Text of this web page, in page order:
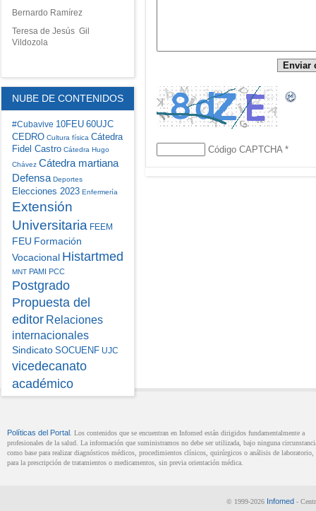
Código CAPTCHA*
Bernardo Ramírez
Teresa de Jesús Gil
Vildozola
NUBE DE CONTENIDOS
#Cubavive 10FEU 60UJC
CEDRO Cultura física Cátedra
Fidel Castro Cátedra Hugo
Chávez Cátedra martiana
Defensa Deportes
Elecciones 2023 Enfermería
Extensión
Universitaria FEEM
FEU Formación
Vocacional Histartmed
MNT PAMI PCC
Postgrado
Propuesta del
editor Relaciones
internacionales
Sindicato SOCUENF UJC
vicedecanato
académico
Políticas del Portal . Los contenidos que se encuentran en Infomed están dirigidos fundamentalmente a
profesionales de la salud. La información que suministramos no debe ser utilizada, bajo ninguna
como base para realizar diagnósticos médicos, procedimientos clínicos, quirúrgicos o análisis de laboratorio,
para la prescripción de tratamientos o medicamentos, sin previa orientación médica.
© 1999-2026 Infomed -